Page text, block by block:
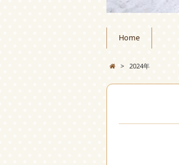
Home
> 2024年